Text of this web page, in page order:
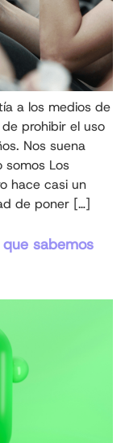
a los medios de
prohibir el uso
Nos suena
somos Los
hace casi un
de poner […]
sabemos